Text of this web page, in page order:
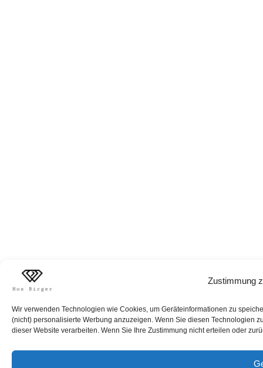
Zustimmung
Wir verwenden Technologien wie Cookies, um Geräteinformationen zu
(nicht) personalisierte Werbung anzuzeigen. Wenn Sie diesen Technologien
dieser Website verarbeiten. Wenn Sie Ihre Zustimmung nicht erteilen oder